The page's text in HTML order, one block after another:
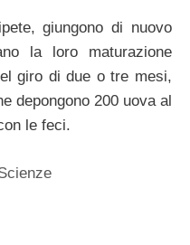
giungono di nuovo
la loro maturazione
giro di due o tre mesi,
depongono 200 uova al
le feci.